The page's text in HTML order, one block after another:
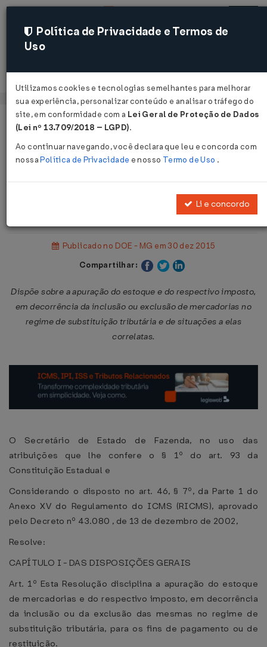
Acessar
Página Inicial
Legislações
Resolução SEF Nº 4855 DE
Publicado no DOE - MG em 30 dez 2015
Compartilhar:
Dispõe sobre a apuração do estoque e do respectivo imposto,
em decorrência da inclusão ou exclusão de mercadorias no
regime de substituição tributária e de situações a elas
correlatas.
O Secretário de Estado de Fazenda, no uso das
atribuições que lhe confere o § 1º do art. 93 da
Constituição Estadual e
Considerando o disposto no art. 46, § 7º, da Parte 1 do
Anexo XV do Regulamento do ICMS (RICMS), aprovado
pelo Decreto nº 43.080 , de 13 de dezembro de 2002,
Resolve:
CAPÍTULO I - DAS DISPOSIÇÕES GERAIS
Art. 1º Esta Resolução disciplina a apuração do estoque
de mercadorias e do respectivo imposto, em decorrência
da inclusão ou da exclusão das mesmas no regime de
substituição tributária, para os fins de pagamento ou de
restituição.
Política de Privacidade e Termos de
Uso
Utilizamos cookies e tecnologias semelhantes para melhorar
sua experiência, personalizar conteúdo e analisar o tráfego do
site, em conformidade com a Lei Geral de Proteção de Dados
(Lei nº 13.709/2018 – LGPD).
Ao continuar navegando, você declara que leu e concorda com
nossaPolítica de Privacidade e nosso Termo de Uso .
Li e concordo